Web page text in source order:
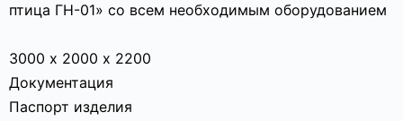
птица ГН-01» со всем необходимым оборудованием
3000 х 2000 х 2200
Документация
Паспорт изделия